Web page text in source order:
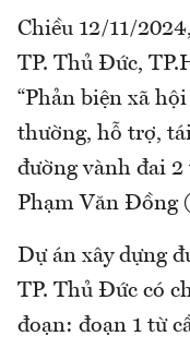
Chiều 12/11/
TP. Thủ Đức,
“Phản biện xã
thường, hỗ trợ,
đường vành đai 2
Phạm Văn Đồng
Dự án xây dựng
TP. Thủ Đức có
đoạn: đoạn 1 từ